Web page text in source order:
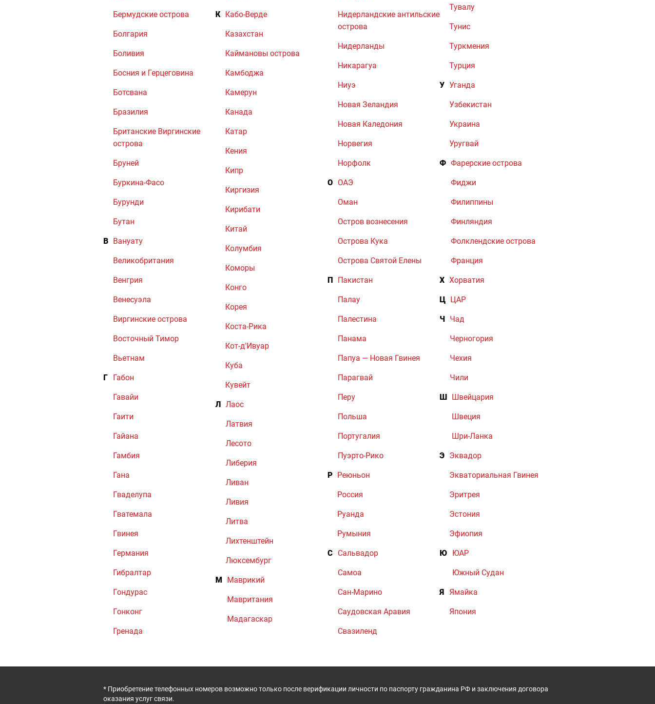
Бермудские острова
Болгария
Боливия
Босния и Герцеговина
Ботсвана
Бразилия
Британские Виргинские
острова
Бруней
Буркина-Фасо
Бурунди
Бутан
В Вануату
Великобритания
Венгрия
Венесуэла
Виргинские острова
Восточный Тимор
Вьетнам
Г Габон
Гавайи
Гаити
Гайана
Гамбия
Гана
Гваделупа
Гватемала
Гвинея
Германия
Гибралтар
Гондурас
Гонконг
Гренада
К Кабо-Верде
Казахстан
Каймановы острова
Камбоджа
Камерун
Канада
Катар
Кения
Кипр
Киргизия
Кирибати
Китай
Колумбия
Коморы
Конго
Корея
Коста-Рика
Кот-д'Ивуар
Куба
Кувейт
Л Лаос
Латвия
Лесото
Либерия
Ливан
Ливия
Литва
Лихтенштейн
Люксембург
М Маврикий
Мавритания
Мадагаскар
Нидерландские антильские
острова
Нидерланды
Никарагуа
Ниуэ
Новая Зеландия
Новая Каледония
Норвегия
Норфолк
О ОАЭ
Оман
Остров вознесения
Острова Кука
Острова Святой Елены
П Пакистан
Палау
Палестина
Панама
Папуа — Новая Гвинея
Парагвай
Перу
Польша
Португалия
Пуэрто-Рико
Р Реюньон
Россия
Руанда
Румыния
С Сальвадор
Самоа
Сан-Марино
Саудовская Аравия
Свазиленд
Тувалу
Тунис
Туркмения
Турция
У Уганда
Узбекистан
Украина
Уругвай
Ф Фарерские острова
Фиджи
Филиппины
Финляндия
Фолклендские острова
Франция
Х Хорватия
Ц ЦАР
Ч Чад
Черногория
Чехия
Чили
Ш Швейцария
Швеция
Шри-Ланка
Э Эквадор
Экваториальная Гвинея
Эритрея
Эстония
Эфиопия
Ю ЮАР
Южный Судан
Я Ямайка
Япония
* Приобретение телефонных номеров возможно только после верификации личности по паспорту гражданина РФ и заключения договора
оказания услуг связи.